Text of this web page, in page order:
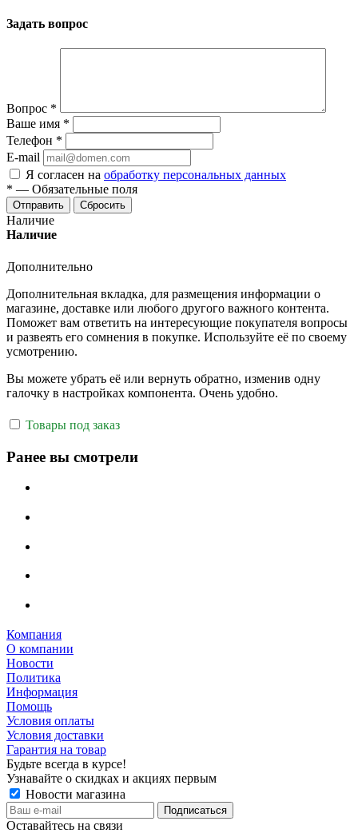
Задать вопрос
Вопрос *
Ваше имя *
Телефон *
E-mail
Я согласен на обработку персональных данных
* — Обязательные поля
Отправить Сбросить
Наличие
Наличие
Дополнительно
Дополнительная вкладка, для размещения информации о
магазине, доставке или любого другого важного контента.
Поможет вам ответить на интересующие покупателя вопросы
и развеять его сомнения в покупке. Используйте её по своему
усмотрению.
Вы можете убрать её или вернуть обратно, изменив одну
галочку в настройках компонента. Очень удобно.
Товары под заказ
Ранее вы смотрели
Компания
О компании
Новости
Политика
Информация
Помощь
Условия оплаты
Условия доставки
Гарантия на товар
Будьте всегда в курсе!
Узнавайте о скидках и акциях первым
Новости магазина
Оставайтесь на связи